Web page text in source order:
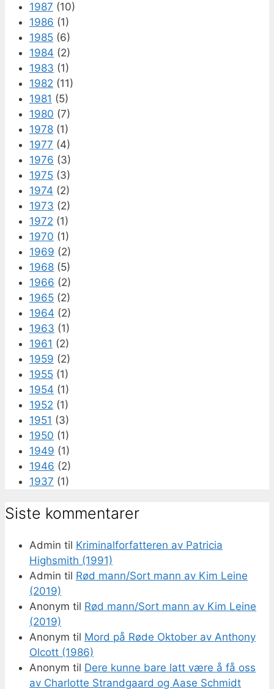
1987 (10)
1986 (1)
1985 (6)
1984 (2)
1983 (1)
1982 (11)
1981 (5)
1980 (7)
1978 (1)
1977 (4)
1976 (3)
1975 (3)
1974 (2)
1973 (2)
1972 (1)
1970 (1)
1969 (2)
1968 (5)
1966 (2)
1965 (2)
1964 (2)
1963 (1)
1961 (2)
1959 (2)
1955 (1)
1954 (1)
1952 (1)
1951 (3)
1950 (1)
1949 (1)
1946 (2)
1937 (1)
Siste kommentarer
Admin til Kriminalforfatteren av Patricia
Highsmith (1991)
Admin til Rød mann/Sort mann av Kim Leine
(2019)
Anonym til Rød mann/Sort mann av Kim Leine
(2019)
Anonym til Mord på Røde Oktober av Anthony
Olcott (1986)
Anonym til Dere kunne bare latt være å få oss
av Charlotte Strandgaard og Aase Schmidt